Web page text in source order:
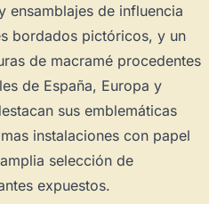
ensamblajes de influencia
bordados pictóricos, y un
de macramé procedentes
de España, Europa y
sus emblemáticas
instalaciones con papel
selección de
expuestos.